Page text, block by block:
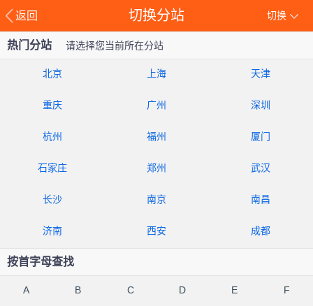
返回 切换
切换分站
热门分站 请选择您当前所在分站
北京 上海 天津
重庆 广州 深圳
杭州 福州 厦门
石家庄 郑州 武汉
长沙 南京 南昌
济南 西安 成都
按首字母查找
A B C D E F